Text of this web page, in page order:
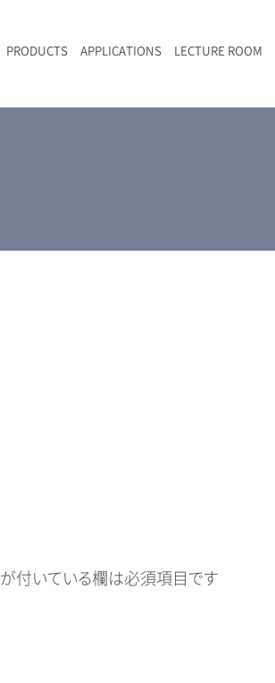
PRODUCTS APPLICATIONS LECTURE ROOM
が付いている欄は必須項目です